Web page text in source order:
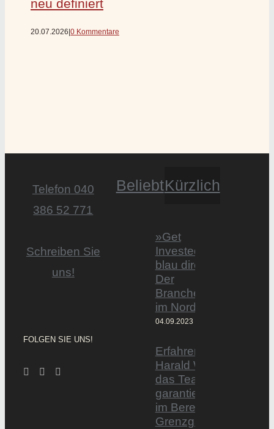
neu definiert
20.07.2026 0 Kommentare
Telefon 040
386 52 771
Schreiben Sie
uns!
FOLGEN SIE UNS!
BeliebtKürzlich
»Get
Invested by
blau direkt«:
Der
Branchentag
im Norden
04.09.2023
Erfahrener Experte
Harald Wesely stärkt
das Team von
garantiertmehrnetto.de
im Bereich
Grenzgänger